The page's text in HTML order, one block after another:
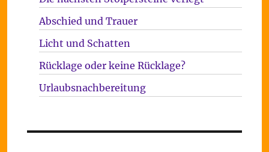
Abschied und Trauer
Licht und Schatten
Rücklage oder keine Rücklage?
Urlaubsnachbereitung